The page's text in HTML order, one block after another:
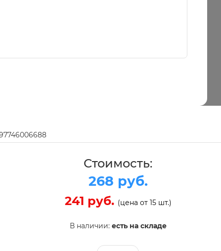
Стоимость:
268 руб.
241 руб. (цена от 15 шт.)
В наличии: есть на складе